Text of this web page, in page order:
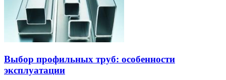
Выбор профильных труб: особенности
эксплуатации